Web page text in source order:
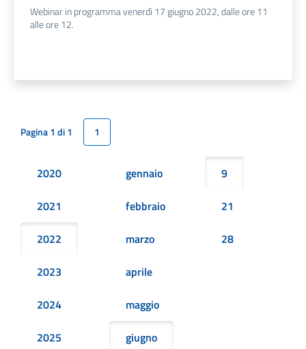
Webinar in programma venerdì 17 giugno 2022, dalle ore 11
alle ore 12.
Pagina 1 di 1 1
2020
2021
2022
2023
2024
2025
gennaio
febbraio
marzo
aprile
maggio
giugno
9
21
28